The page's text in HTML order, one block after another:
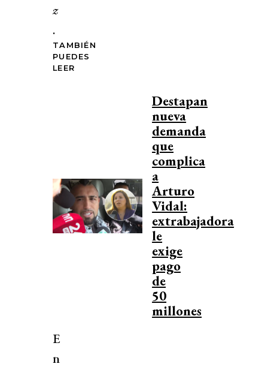
z
.
TAMBIÉN
PUEDES
LEER
Destapan
nueva
demanda
que
complica
a
Arturo
Vidal:
extrabajadora
le
exige
pago
de
50
millones
E
n